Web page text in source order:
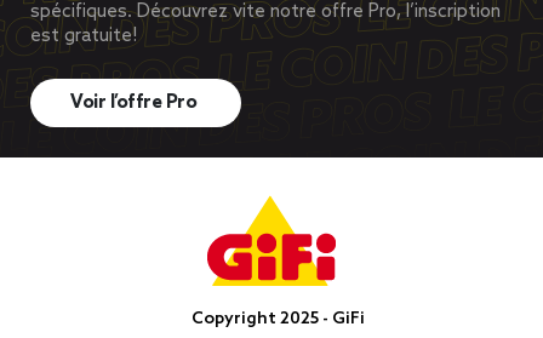
spécifiques. Découvrez vite notre offre Pro, l’inscription
est gratuite!
Voir l’offre Pro
Copyright 2025 - GiFi